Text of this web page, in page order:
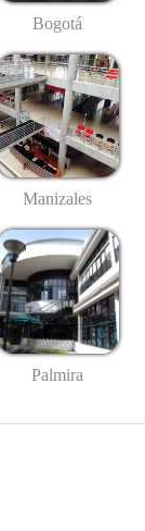
Bogotá
Manizales
Palmira